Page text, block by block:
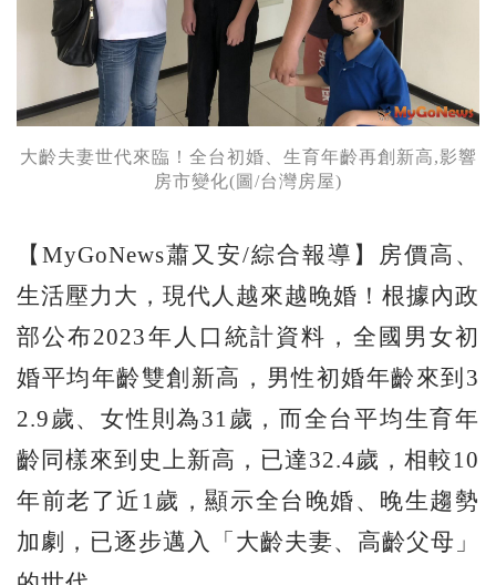
大齡夫妻世代來臨！全台初婚、生育年齡再創新高,影響
房市變化(圖/台灣房屋)
【MyGoNews蕭又安/綜合報導】房價高、
生活壓力大，現代人越來越晚婚！根據內政
部公布2023年人口統計資料，全國男女初
婚平均年齡雙創新高，男性初婚年齡來到3
2.9歲、女性則為31歲，而全台平均生育年
齡同樣來到史上新高，已達32.4歲，相較10
年前老了近1歲，顯示全台晚婚、晚生趨勢
加劇，已逐步邁入「大齡夫妻、高齡父母」